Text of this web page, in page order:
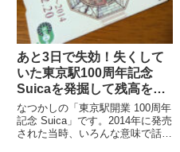
あと3日で失効！失くして
いた東京駅100周年記念
Suicaを発掘して残高を確
認したら…
なつかしの「東京駅開業 100周年
記念 Suica」です。2014年に発売
された当時、いろんな意味で話題